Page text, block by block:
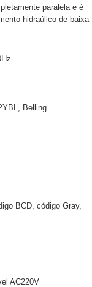
paralela e é
hidraúlico de baixa
Belling
BCD, código Gray,
AC220V